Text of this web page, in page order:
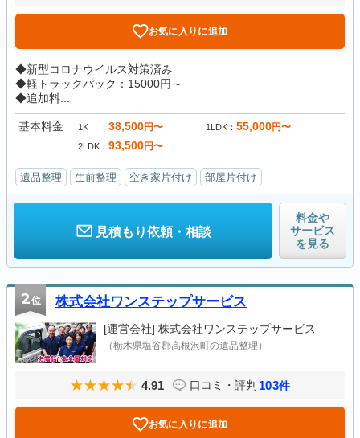
お気に入りに追加
◆新型コロナウイルス対策済み
◆軽トラックパック：15000円～
◆追加料...
基本料金 1K 38,500円〜 1LDK 55,000円〜
2LDK 93,500円〜
遺品整理 生前整理 空き家片付け 部屋片付け
見積もり依頼・相談
料金や
サービス
を見る
2位 株式会社ワンステップサービス
[運営会社] 株式会社ワンステップサービス
（栃木県塩谷郡高根沢町の遺品整理）
4.91 口コミ・評判 103件
お気に入りに追加